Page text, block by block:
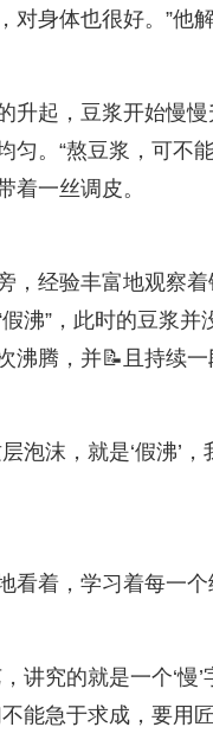
对身体也很好。”他解
升起，豆浆开始慢
匀。“熬豆浆，可不
着一丝调皮。
，经验丰富地观察
沸”，此时的豆浆
沸腾，并📝且持续一
泡沫，就是‘假沸’
看着，学习着每一个
讲究的就是一个‘慢
能急于求成，要用